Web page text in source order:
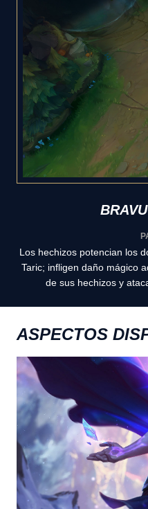
Los hechizos potencian los
Taric; infligen daño mágico
de sus hechizos y
ASPECTOS